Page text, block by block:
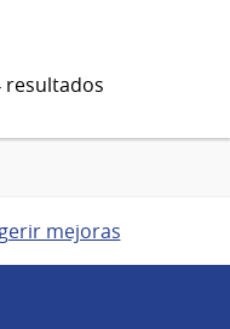
resultados
mejoras